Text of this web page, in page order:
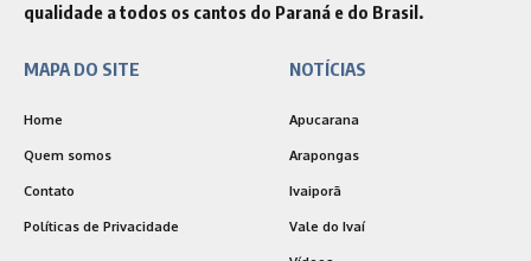
qualidade a todos os cantos do Paraná e do Brasil.
MAPA DO SITE
Home
Quem somos
Contato
Políticas de Privacidade
NOTÍCIAS
Apucarana
Arapongas
Ivaiporã
Vale do Ivaí